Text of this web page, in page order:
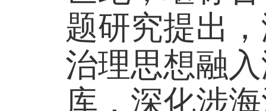
题研究提出
治理思想融
库，深化涉